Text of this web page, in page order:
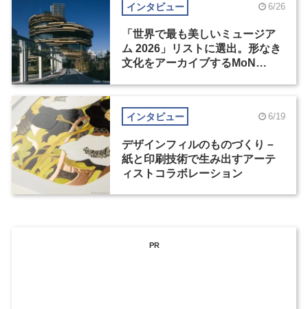
インタビュー 6/26
「世界で最も美しいミュージア
ム 2026」リストに選出。形なき
文化をアーカイブするMoN
インタビュー 6/19
デザインフィルのものづくり－
紙と印刷技術で生み出すアーテ
ィストコラボレーション
PR